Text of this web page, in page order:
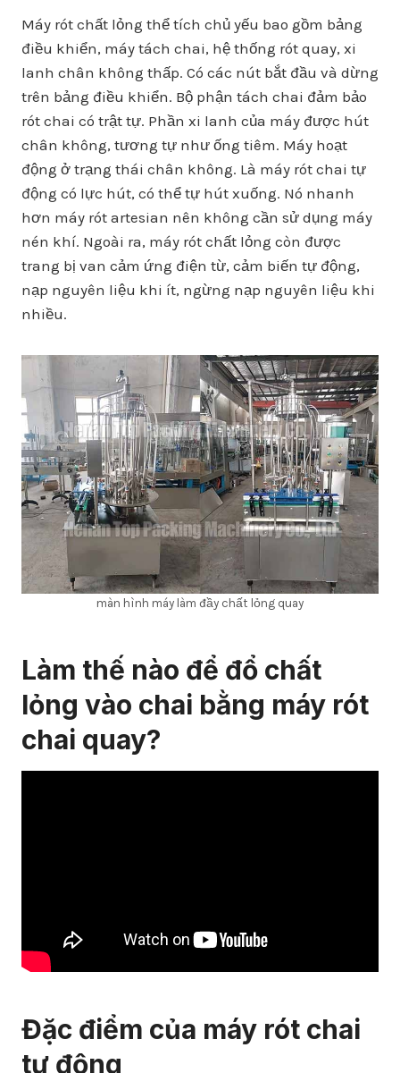
Máy rót chất lỏng thể tích chủ yếu bao gồm bảng
điều khiển, máy tách chai, hệ thống rót quay, xi
lanh chân không thấp. Có các nút bắt đầu và dừng
trên bảng điều khiển. Bộ phận tách chai đảm bảo
rót chai có trật tự. Phần xi lanh của máy được hút
chân không, tương tự như ống tiêm. Máy hoạt
động ở trạng thái chân không. Là máy rót chai tự
động có lực hút, có thể tự hút xuống. Nó nhanh
hơn máy rót artesian nên không cần sử dụng máy
nén khí. Ngoài ra, máy rót chất lỏng còn được
trang bị van cảm ứng điện từ, cảm biến tự động,
nạp nguyên liệu khi ít, ngừng nạp nguyên liệu khi
nhiều.
màn hình máy làm đầy chất lỏng quay
Làm thế nào để đổ chất
lỏng vào chai bằng máy rót
chai quay?
Đặc điểm của máy rót chai
tự động